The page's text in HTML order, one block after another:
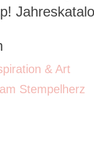
& Art
Stempelherz